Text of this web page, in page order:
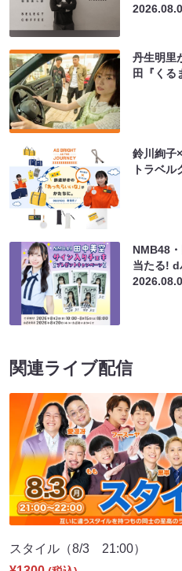
丹生明里
田『くる
鈴川絢子
トラベ
NMB48
当たる! d
関連ライブ配信
スタイル（8/3 21:00）